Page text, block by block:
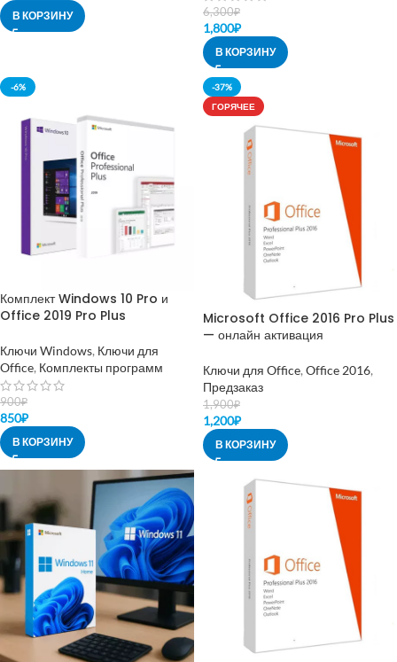
В КОРЗИНУ 6,300₽
1,800₽
В КОРЗИНУ
-6%
Комплект Windows 10 Pro и
Office 2019 Pro Plus
Ключи Windows, Ключи для
Office, Комплекты программ
900₽
850₽
В КОРЗИНУ
-37%
ГОРЯЧЕЕ
Microsoft Office 2016 Pro Plus
— онлайн активация
Ключи для Office, Office 2016,
Предзаказ
1,900₽
1,200₽
В КОРЗИНУ